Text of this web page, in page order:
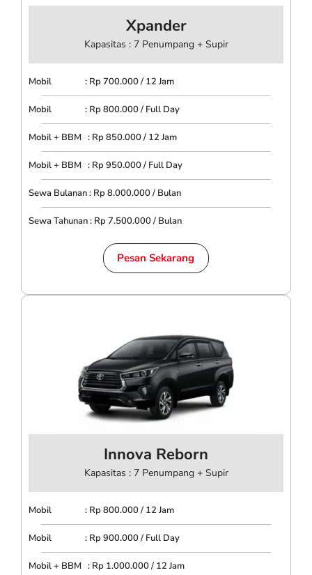
Xpander
Kapasitas : 7 Penumpang + Supir
Mobil : Rp 700.000 / 12 Jam
Mobil : Rp 800.000 / Full Day
Mobil + BBM : Rp 850.000 / 12 Jam
Mobil + BBM : Rp 950.000 / Full Day
Sewa Bulanan : Rp 8.000.000 / Bulan
Sewa Tahunan : Rp 7.500.000 / Bulan
Pesan Sekarang
Innova Reborn
Kapasitas : 7 Penumpang + Supir
Mobil : Rp 800.000 / 12 Jam
Mobil : Rp 900.000 / Full Day
Mobil + BBM : Rp 1.000.000 / 12 Jam